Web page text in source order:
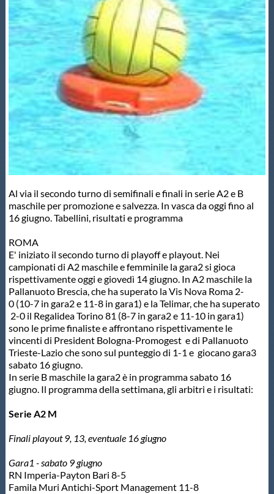
Formazione
Scuole Nuoto
Propaganda
Area Legislativa
Protezione Civile
Qualità
Sostenibilità
Privacy
Archivio News
Flash News
Al via il secondo turno di semifinali e finali in serie A2 e B
maschile per promozione e salvezza. In vasca da oggi fino al
16 giugno. Tabellini, risultati e programma
ROMA
E' iniziato il secondo turno di playoff e playout. Nei
campionati di A2 maschile e femminile la gara2 si gioca
rispettivamente oggi e giovedì 14 giugno. In A2 maschile la
Pallanuoto Brescia, che ha superato la Vis Nova Roma 2-
0 (10-7 in gara2 e 11-8 in gara1) e la Telimar, che ha superato
2-0 il Regalidea Torino 81 (8-7 in gara2 e 11-10 in gara1)
sono le prime finaliste e affrontano rispettivamente le
vincenti di President Bologna-Promogest e di Pallanuoto
Trieste-Lazio che sono sul punteggio di 1-1 e giocano gara3
sabato 16 giugno.
In serie B maschile la gara2 è in programma sabato 16
giugno. Il programma della settimana, gli arbitri e i risultati:
Serie A2 M
Finali playout 9, 13, eventuale 16 giugno
Gara1 - sabato 9 giugno
RN Imperia-Payton Bari 8-5
Famila Muri Antichi-Sport Management 11-8